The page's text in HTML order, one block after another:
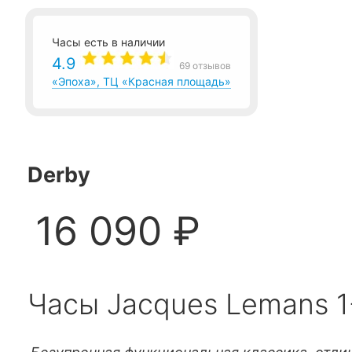
Часы есть в наличии
4.9 69 отзывов
«Эпоха», ТЦ «Красная площадь»
Derby
16 090 ₽
Часы Jacques Lemans